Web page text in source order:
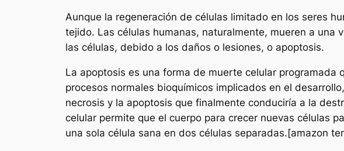
Aunque la regeneración de células limitado en los seres
tejido. Las células humanas, naturalmente, mueren a
las células, debido a los daños o lesiones, o apoptosis.
La apoptosis es una forma de muerte celular
procesos normales bioquímicos implicados en el
necrosis y la apoptosis que finalmente conduciría a la
celular permite que el cuerpo para crecer nuevas células
una sola célula sana en dos células separadas.[amazon